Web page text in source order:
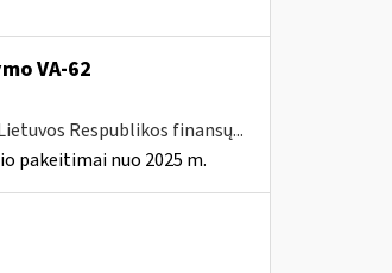
VA-62
Respublikos finansų...
pakeitimai nuo 2025 m.